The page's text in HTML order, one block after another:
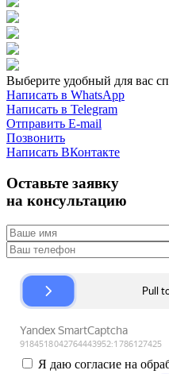
Выберите удобный для вас
Написать в WhatsApp
Написать в Telegram
Отправить E-mail
Позвонить
Написать ВКонтакте
Оставьте заявку
на консультацию
Я даю согласие на